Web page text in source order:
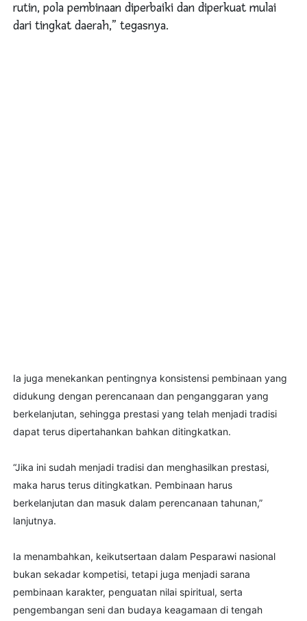
rutin, pola pembinaan diperbaiki dan diperkuat mulai
dari tingkat daerah,” tegasnya.
Ia juga menekankan pentingnya konsistensi pembinaan yang
didukung dengan perencanaan dan penganggaran yang
berkelanjutan, sehingga prestasi yang telah menjadi tradisi
dapat terus dipertahankan bahkan ditingkatkan.
“Jika ini sudah menjadi tradisi dan menghasilkan prestasi,
maka harus terus ditingkatkan. Pembinaan harus
berkelanjutan dan masuk dalam perencanaan tahunan,”
lanjutnya.
Ia menambahkan, keikutsertaan dalam Pesparawi nasional
bukan sekadar kompetisi, tetapi juga menjadi sarana
pembinaan karakter, penguatan nilai spiritual, serta
pengembangan seni dan budaya keagamaan di tengah